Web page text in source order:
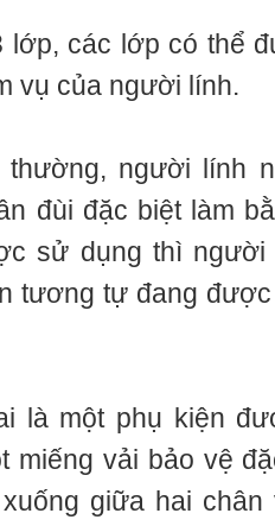
lớp, các lớp có thể
vụ của người lính.
thường, người lính
đùi đặc biệt làm
sử dụng thì
tương tự đang
là một phụ kiện
miếng vải bảo vệ
giữa hai